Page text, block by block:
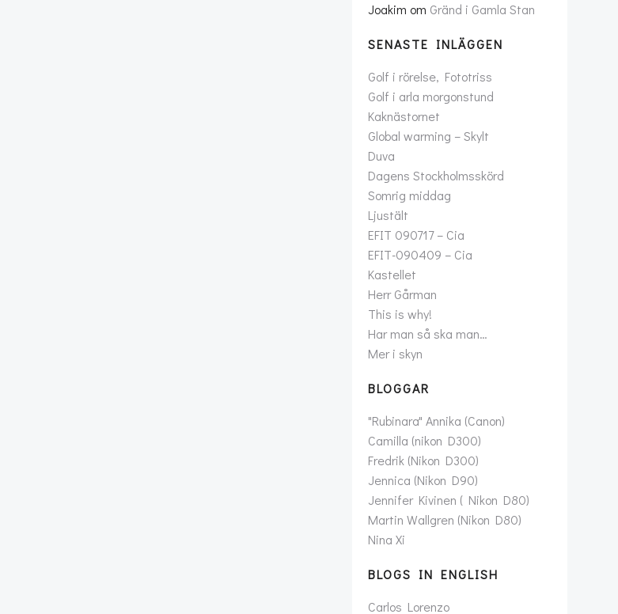
Joakim om Gränd i Gamla Stan
SENASTE INLÄGGEN
Golf i rörelse, Fototriss
Golf i arla morgonstund
Kaknästornet
Global warming – Skylt
Duva
Dagens Stockholmsskörd
Somrig middag
Ljustält
EFIT 090717 – Cia
EFIT-090409 – Cia
Kastellet
Herr Gårman
This is why!
Har man så ska man…
Mer i skyn
BLOGGAR
"Rubinara" Annika (Canon)
Camilla (nikon D300)
Fredrik (Nikon D300)
Jennica (Nikon D90)
Jennifer Kivinen ( Nikon D80)
Martin Wallgren (Nikon D80)
Nina Xi
BLOGS IN ENGLISH
Carlos Lorenzo